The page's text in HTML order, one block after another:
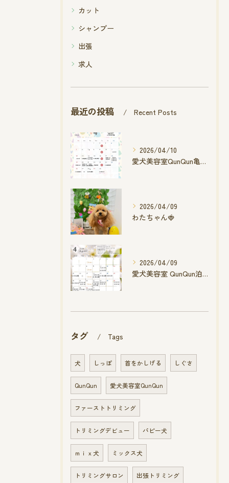
カット
シャンプー
出張
求人
最近の投稿 Recent Posts
2026/04/10
愛犬美容室QunQun亀山エコー店
2026/04/09
わたちゃん🍓
2026/04/09
愛犬美容室 QunQun泊店 4月空き状況です
タグ Tags
犬 しっぽ 首をかしげる しぐさ
QunQun 愛犬美容室QunQun
ファーストトリミング
トリミングデビュー パピー犬
ｍｉｘ犬 ミックス犬
トリミングサロン 出張トリミング